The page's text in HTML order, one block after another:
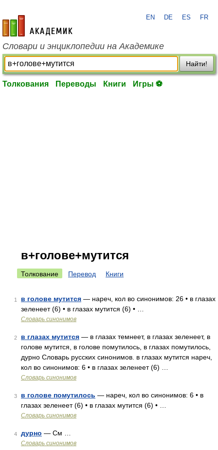
academic.ru
EN DE ES FR
Словари и энциклопедии на Академике
Найти!
Толкования Переводы Книги Игры ⚽
в+голове+мутится
Толкование Перевод Книги
1 в голове мутится — нареч, кол во синонимов: 26 • в глазах
зеленеет (6) • в глазах мутится (6) • …
Словарь синонимов
2 в глазах мутится — в глазах темнеет, в глазах зеленеет, в
голове мутится, в голове помутилось, в глазах помутилось,
дурно Словарь русских синонимов. в глазах мутится нареч,
кол во синонимов: 6 • в глазах зеленеет (6) …
Словарь синонимов
3 в голове помутилось — нареч, кол во синонимов: 6 • в
глазах зеленеет (6) • в глазах мутится (6) • …
Словарь синонимов
4 дурно — См …
Словарь синонимов